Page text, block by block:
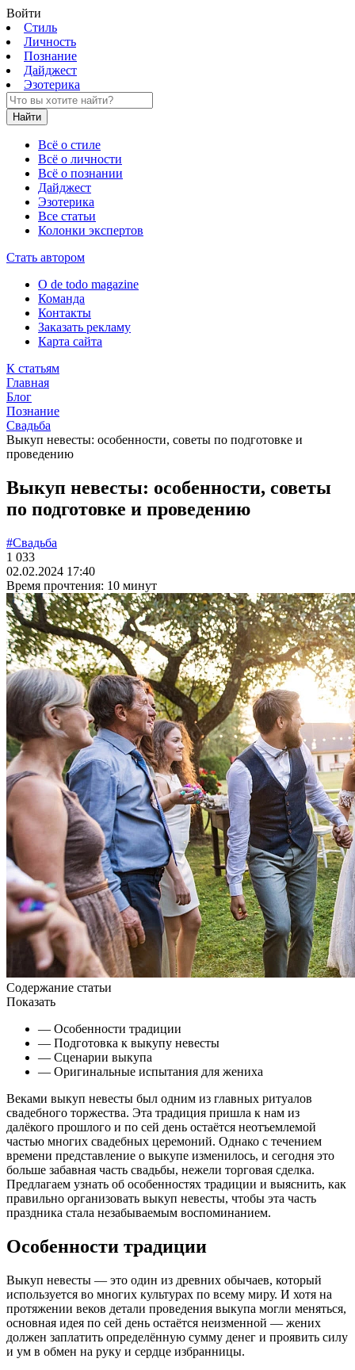
Войти
Стиль
Личность
Познание
Дайджест
Эзотерика
Найти
Всё о стиле
Всё о личности
Всё о познании
Дайджест
Эзотерика
Все статьи
Колонки экспертов
Стать автором
О de todo magazine
Команда
Контакты
Заказать рекламу
Карта сайта
К статьям
Главная
Блог
Познание
Свадьба
Выкуп невесты: особенности, советы по подготовке и
проведению
Выкуп невесты: особенности, советы
по подготовке и проведению
#Свадьба
1 033
02.02.2024 17:40
Время прочтения: 10 минут
Содержание статьи
Показать
— Особенности традиции
— Подготовка к выкупу невесты
— Сценарии выкупа
— Оригинальные испытания для жениха
Веками выкуп невесты был одним из главных ритуалов
свадебного торжества. Эта традиция пришла к нам из
далёкого прошлого и по сей день остаётся неотъемлемой
частью многих свадебных церемоний. Однако с течением
времени представление о выкупе изменилось, и сегодня это
больше забавная часть свадьбы, нежели торговая сделка.
Предлагаем узнать об особенностях традиции и выяснить, как
правильно организовать выкуп невесты, чтобы эта часть
праздника стала незабываемым воспоминанием.
Особенности традиции
Выкуп невесты — это один из древних обычаев, который
используется во многих культурах по всему миру. И хотя на
протяжении веков детали проведения выкупа могли меняться,
основная идея по сей день остаётся неизменной — жених
должен заплатить определённую сумму денег и проявить силу
и ум в обмен на руку и сердце избранницы.